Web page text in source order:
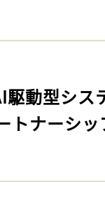
駆動型シ
トナーシ
ログイン
会員登録